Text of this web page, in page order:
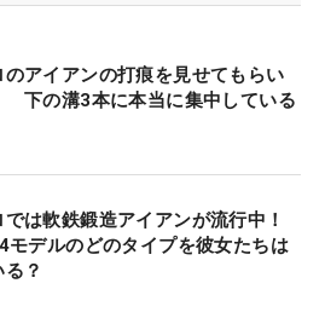
のアイアンの打痕を見せてもらい
下の溝3本に本当に集中している
は軟鉄鍛造アイアンが流行中！
デルのどのタイプを彼女たちは
？